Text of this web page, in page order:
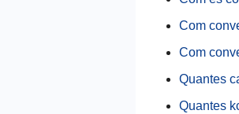
Com
Com
Quantes
Quantes